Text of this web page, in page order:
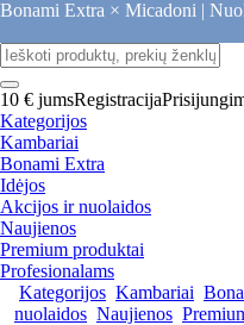
Bonami Extra × Micadoni |
10 € jumsRegistracija
Kategorijos
Kambariai
Bonami Extra
Idėjos
Akcijos ir nuolaidos
Naujienos
Premium produktai
Profesionalams
Kategorijos Kambariai
nuolaidos Naujienos